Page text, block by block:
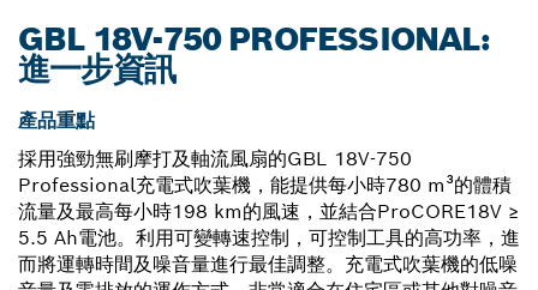
GBL 18V-750 PROFESSIONAL:
進一步資訊
產品重點
採用強勁無刷摩打及軸流風扇的GBL 18V-750
Professional充電式吹葉機，能提供每小時780 m³的體積
流量及最高每小時198 km的風速，並結合ProCORE18V ≥
5.5 Ah電池。利用可變轉速控制，可控制工具的高功率，進
而將運轉時間及噪音量進行最佳調整。充電式吹葉機的低噪